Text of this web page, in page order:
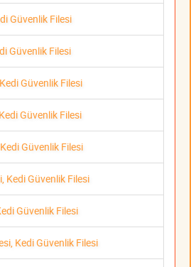
Güvenlik Filesi
Güvenlik Filesi
Güvenlik Filesi
Güvenlik Filesi
Güvenlik Filesi
Kedi Güvenlik Filesi
Güvenlik Filesi
Kedi Güvenlik Filesi